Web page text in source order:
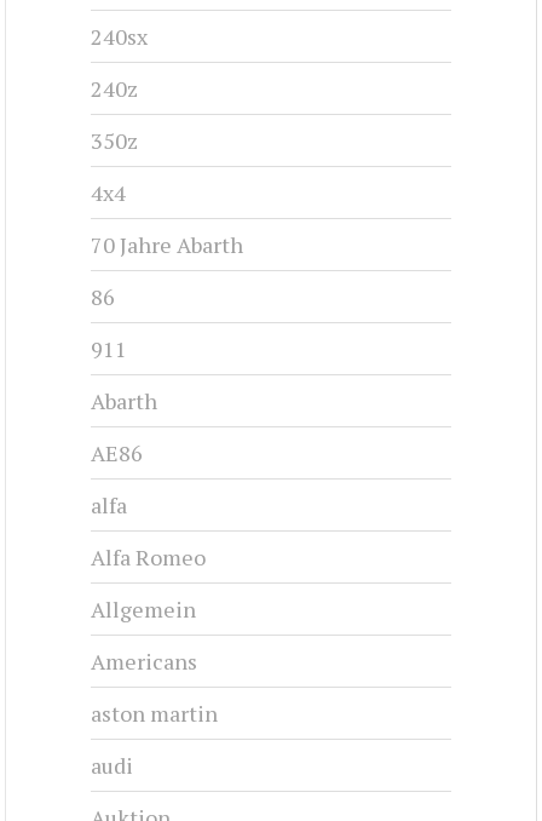
240sx
240z
350z
4x4
70 Jahre Abarth
86
911
Abarth
AE86
alfa
Alfa Romeo
Allgemein
Americans
aston martin
audi